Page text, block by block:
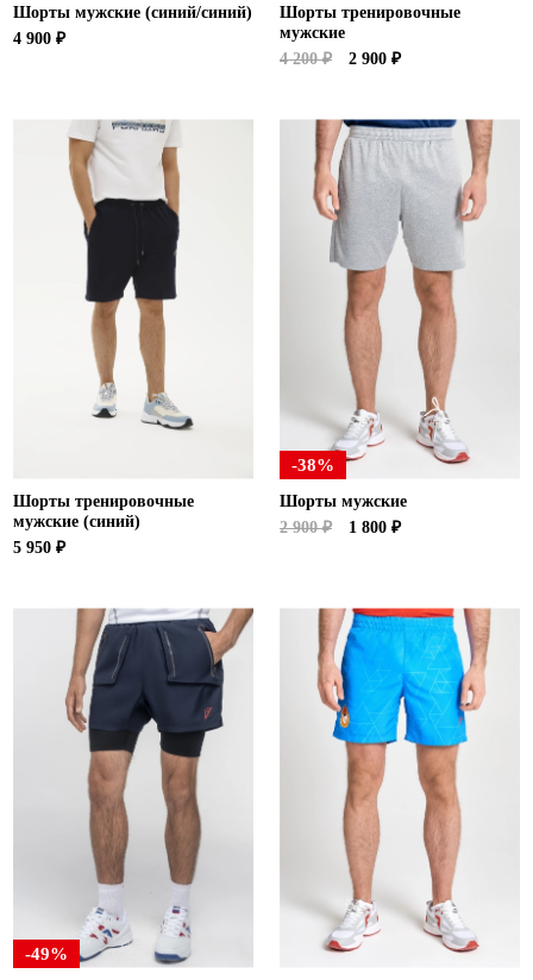
Шорты мужские (синий/синий)
4 900 ₽
Шорты тренировочные
мужские
4 200 ₽
2 900 ₽
Шорты тренировочные
мужские (синий)
5 950 ₽
-38%
Шорты мужские
2 900 ₽
1 800 ₽
-49%